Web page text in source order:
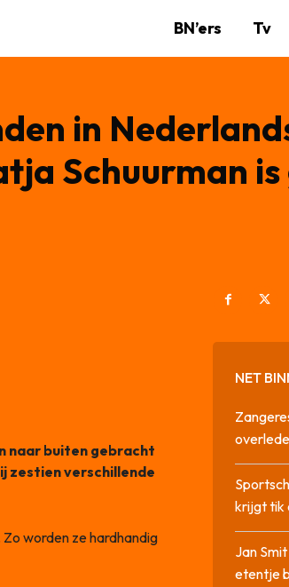
BN’ers Tv
in
Schuurman
naar buiten gebracht
zestien verschillende
worden ze hardhandig
NET
krijgt tik
Jan
etentje